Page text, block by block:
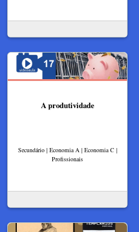
A produtividade
Secundário | Economia A | Economia C |
Profissionais